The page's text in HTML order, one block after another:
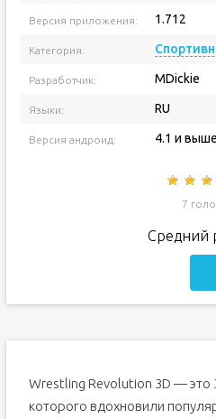
Версия приложения: 1.712
Категория:
Разработчик: MDickie
Языки: RU
Версия андроид: 4.1 и выше
7
Средний
Wrestling Revolution 3D — это
которого вдохновили